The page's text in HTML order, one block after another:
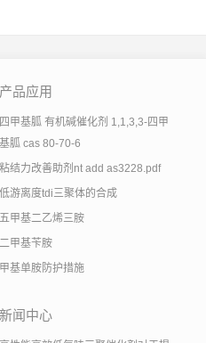
产品应用
四甲基胍 有机碱催化剂 1,1,3,3-四甲
基胍 cas 80-70-6
粘结力改善助剂nt add as3228.pdf
低游离度tdi三聚体的合成
五甲基二乙烯三胺
二甲基苄胺
甲基单胺防护措施
新闻中心